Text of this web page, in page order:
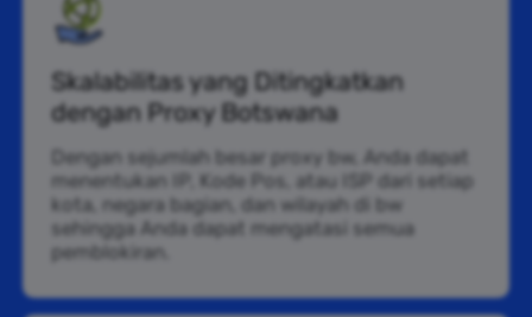
Skalabilitas yang Ditingkatkan
dengan Proxy Botswana
Dengan sejumlah besar proxy bw, Anda dapat
menentukan IP, Kode Pos, atau ISP dari setiap
kota, negara bagian, dan wilayah di bw
sehingga Anda dapat mengatasi semua
pemblokiran.